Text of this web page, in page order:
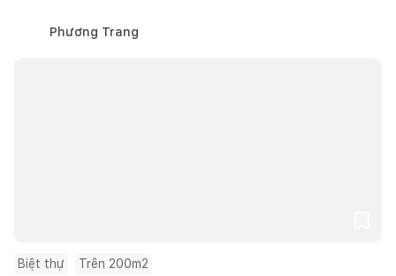
Phương Trang
Biệt thự Trên 200m2